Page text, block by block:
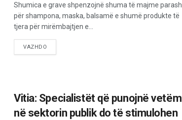
Shumica e grave shpenzojnë shuma të majme parash
për shampona, maska, balsamë e shumë produkte të
tjera për mirëmbajtjen e...
VAZHDO
Vitia: Specialistët që punojnë vetëm
në sektorin publik do të stimulohen